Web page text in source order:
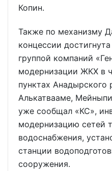
Копин.
Также по механизму
концессии
группой компаний
модернизации ЖКХ в
пунктах Анадырского
Алькатвааме,
уже сообщал «КС»,
модернизацию сетей
водоснабжения,
станции
сооружения.